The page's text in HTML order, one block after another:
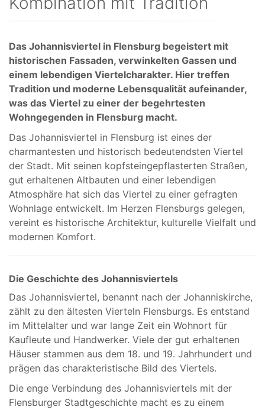
Das Johannisviertel in Flensburg begeistert mit
historischen Fassaden, verwinkelten Gassen und
einem lebendigen Viertelcharakter. Hier treffen
Tradition und moderne Lebensqualität aufeinander,
was das Viertel zu einer der begehrtesten
Wohngegenden in Flensburg macht.
Das Johannisviertel in Flensburg ist eines der
charmantesten und historisch bedeutendsten Viertel
der Stadt. Mit seinen kopfsteingepflasterten Straßen,
gut erhaltenen Altbauten und einer lebendigen
Atmosphäre hat sich das Viertel zu einer gefragten
Wohnlage entwickelt. Im Herzen Flensburgs gelegen,
vereint es historische Architektur, kulturelle Vielfalt und
modernen Komfort.
Die Geschichte des Johannisviertels
Das Johannisviertel, benannt nach der Johanniskirche,
zählt zu den ältesten Vierteln Flensburgs. Es entstand
im Mittelalter und war lange Zeit ein Wohnort für
Kaufleute und Handwerker. Viele der gut erhaltenen
Häuser stammen aus dem 18. und 19. Jahrhundert und
prägen das charakteristische Bild des Viertels.
Die enge Verbindung des Johannisviertels mit der
Flensburger Stadtgeschichte macht es zu einem